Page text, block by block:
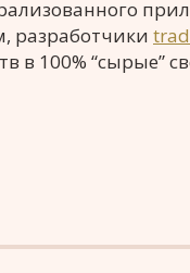
разработчики
в 100% “сырые”